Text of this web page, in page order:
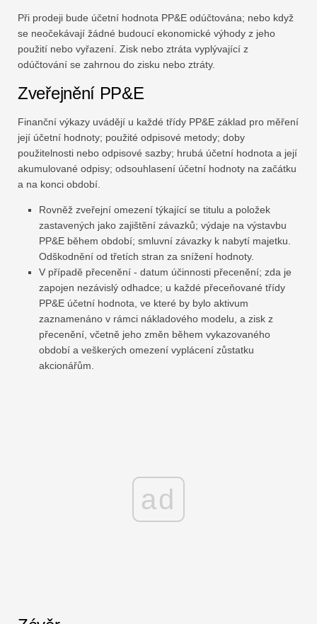
Při prodeji bude účetní hodnota PP&E odúčtována; nebo když
se neočekávají žádné budoucí ekonomické výhody z jeho
použití nebo vyřazení. Zisk nebo ztráta vyplývající z
odúčtování se zahrnou do zisku nebo ztráty.
Zveřejnění PP&E
Finanční výkazy uvádějí u každé třídy PP&E základ pro měření
její účetní hodnoty; použité odpisové metody; doby
použitelnosti nebo odpisové sazby; hrubá účetní hodnota a její
akumulované odpisy; odsouhlasení účetní hodnoty na začátku
a na konci období.
Rovněž zveřejní omezení týkající se titulu a položek
zastavených jako zajištění závazků; výdaje na výstavbu
PP&E během období; smluvní závazky k nabytí majetku.
Odškodnění od třetích stran za snížení hodnoty.
V případě přecenění - datum účinnosti přecenění; zda je
zapojen nezávislý odhadce; u každé přeceňované třídy
PP&E účetní hodnota, ve které by bylo aktivum
zaznamenáno v rámci nákladového modelu, a zisk z
přecenění, včetně jeho změn během vykazovaného
období a veškerých omezení vyplácení zůstatku
akcionářům.
ad